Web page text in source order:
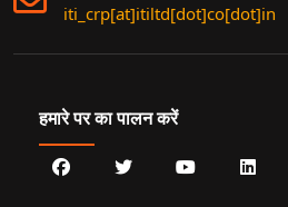
iti_crp[at]itiltd[dot]co[dot]in
हमारे पर का पालन करें